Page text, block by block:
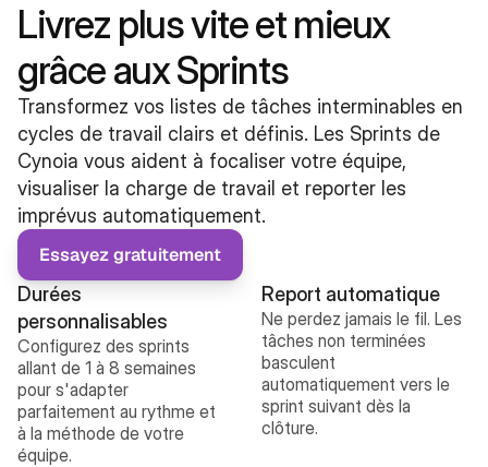
Livrez plus vite et mieux
grâce aux Sprints
Transformez vos listes de tâches interminables en
cycles de travail clairs et définis. Les Sprints de
Cynoia vous aident à focaliser votre équipe,
visualiser la charge de travail et reporter les
imprévus automatiquement.
Essayez gratuitement
Durées
personnalisables
Configurez des sprints
allant de 1 à 8 semaines
pour s'adapter
parfaitement au rythme et
à la méthode de votre
équipe.
Report automatique
Ne perdez jamais le fil. Les
tâches non terminées
basculent
automatiquement vers le
sprint suivant dès la
clôture.